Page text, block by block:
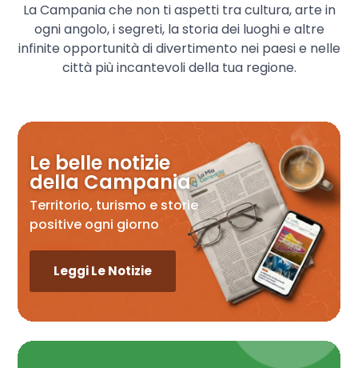
La Campania che non ti aspetti tra cultura, arte in
ogni angolo, i segreti, la storia dei luoghi e altre
infinite opportunità di divertimento nei paesi e nelle
città più incantevoli della tua regione.
Le belle notizie
della Campania
Territorio, turismo e storie
positive ogni giorno
Leggi Le Notizie